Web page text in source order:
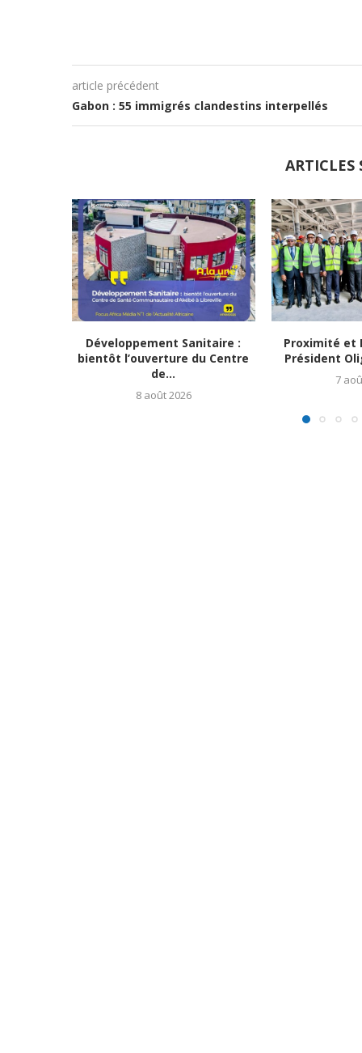
article précédent
Gabon : 55 immigrés clandestins interpellés
ARTICLES
Développement Sanitaire :
bientôt l’ouverture du Centre
de...
8 août 2026
Proximité et
Président
7